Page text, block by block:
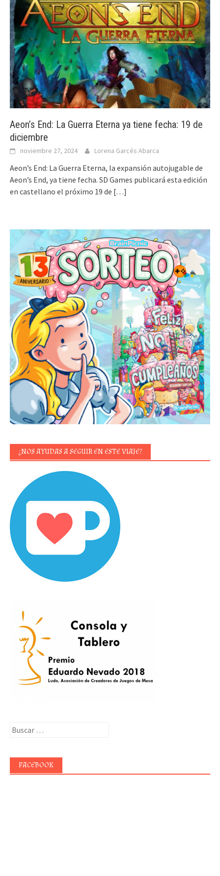
Aeon’s End: La Guerra Eterna ya tiene fecha: 19 de
diciembre
noviembre 27, 2024 Lorena Garcés Abarca
Aeon’s End: La Guerra Eterna, la expansión autojugable de
Aeon’s End, ya tiene fecha. SD Games publicará esta edición
en castellano el próximo 19 de […]
¿NOS AYUDAS A SEGUIR EN ESTE VIAJE?
Buscar:
FACEBOOK